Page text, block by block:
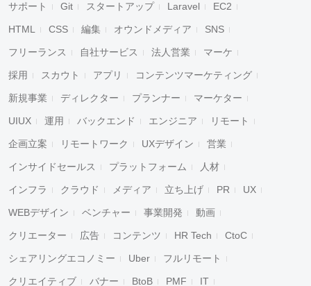
サポート Git スタートアップ Laravel EC2
HTML CSS 編集 オウンドメディア SNS
フリーランス 自社サービス 法人営業 マーケ
採用 スカウト アプリ コンテンツマーケティング
新規事業 ディレクター プランナー マーケター
UIUX 運用 バックエンド エンジニア リモート
企画立案 リモートワーク UXデザイン 営業
インサイドセールス プラットフォーム 人材
インフラ クラウド メディア 立ち上げ PR UX
WEBデザイン ベンチャー 事業開発 動画
クリエーター 広告 コンテンツ HR Tech CtoC
シェアリングエコノミー Uber フルリモート
クリエイティブ バナー BtoB PMF IT